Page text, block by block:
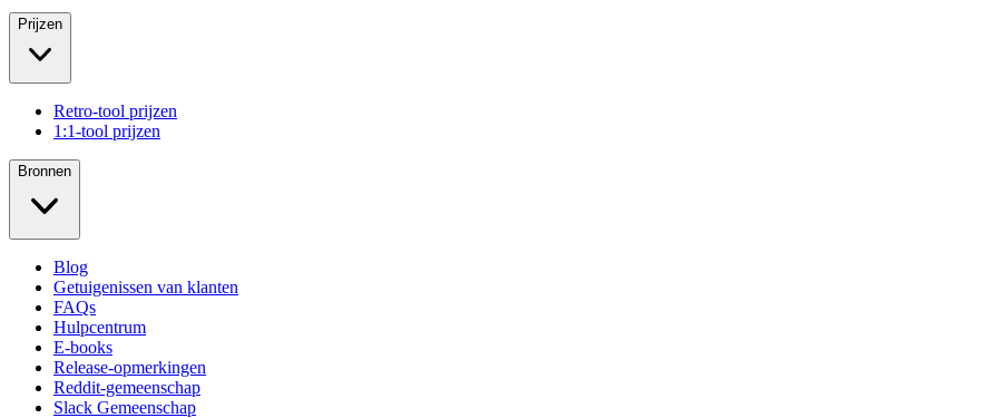
Prijzen
Retro-tool prijzen
1:1-tool prijzen
Bronnen
Blog
Getuigenissen van klanten
FAQs
Hulpcentrum
E-books
Release-opmerkingen
Reddit-gemeenschap
Slack Gemeenschap